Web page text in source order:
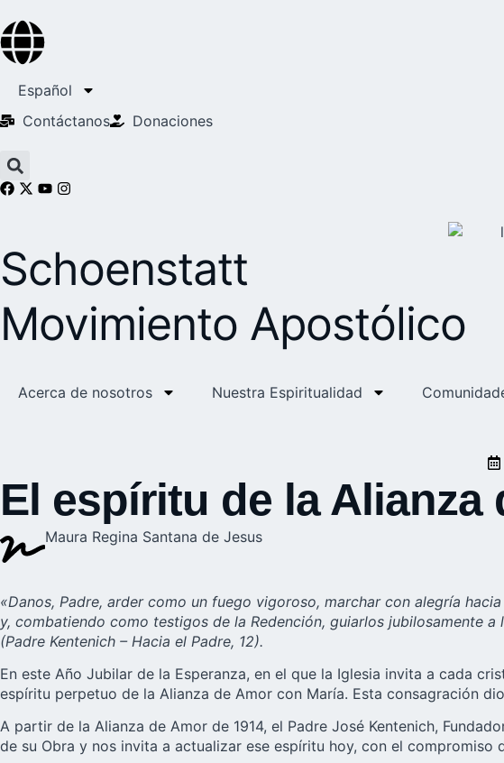
Español
Contáctanos
Donaciones
Schoenstatt
Movimiento Apostólico
Acerca de nosotros Nuestra Espiritualidad
El espíritu de la Alianza
Maura Regina Santana de Jesus
«Danos, Padre, arder como un fuego vigoroso, marchar con alegría
y, combatiendo como testigos de la Redención, guiarlos jubilosamente a
(Padre Kentenich – Hacia el Padre, 12).
En este Año Jubilar de la Esperanza, en el que la Iglesia invita a cada
espíritu perpetuo de la Alianza de Amor con María. Esta consagración
A partir de la Alianza de Amor de 1914, el Padre José Kentenich,
de su Obra y nos invita a actualizar ese espíritu hoy, con el compromiso